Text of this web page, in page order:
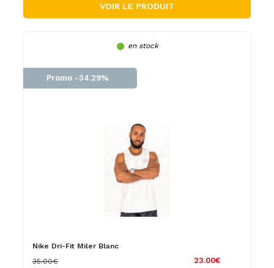
VOIR LE PRODUIT
en stock
Promo -34.29%
Nike Dri-Fit Miler Blanc
23.00€
35.00€